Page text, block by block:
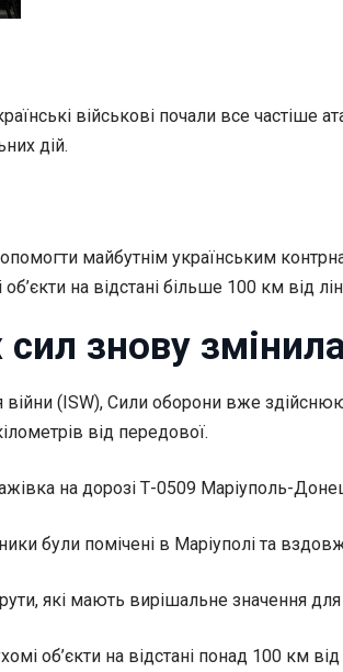
військові почали все частіше
дій.
майбутнім українським
на відстані більше 100 км від
сил знову
війни (ISW), Сили оборони вже
від передової.
на дорозі Т-0509 Маріуполь-
були помічені в Маріуполі та
які мають вирішальне значення для
об’єкти на відстані понад 100 км